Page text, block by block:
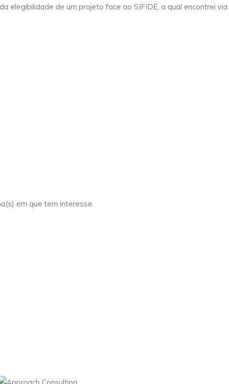
elegibilidade de um projeto face ao SIFIDE, a qual encontrei
em que tem interesse.